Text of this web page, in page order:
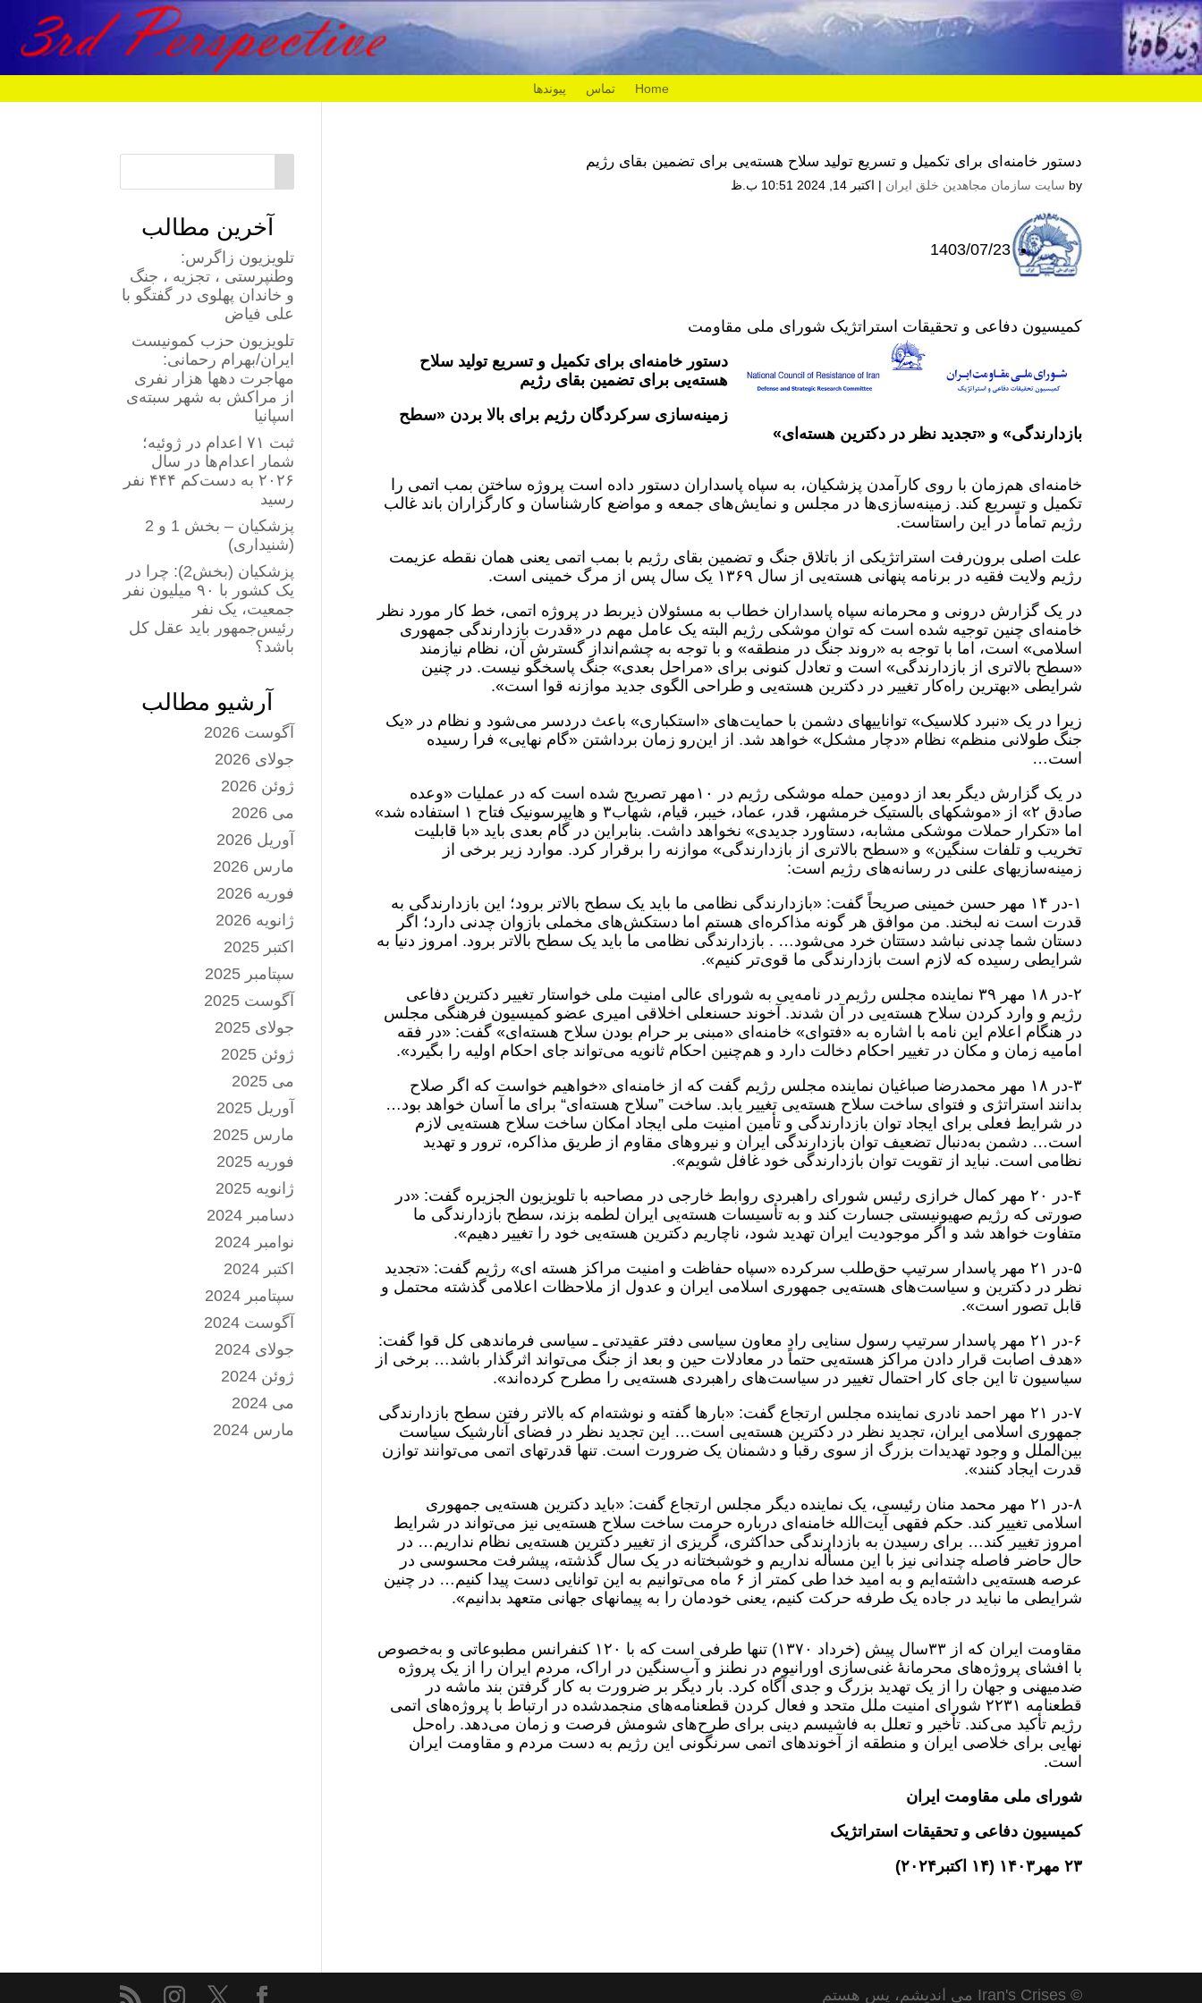
Home تماس پیوندها
دستور خامنه‌ای برای تکمیل و تسریع تولید سلاح هسته‌یی برای تضمین بقای رژیم
by سایت سازمان مجاهدین خلق ایران | اکتبر 14, 2024 10:51 ب.ظ
1403/07/23
کمیسیون دفاعی و تحقیقات استراتژیک شورای ملی مقاومت
دستور خامنه‌ای برای تکمیل و تسریع تولید سلاح
هسته‌یی برای تضمین بقای رژیم
زمینه‌سازی سرکردگان رژیم برای بالا بردن «سطح
بازدارندگی» و «تجدید نظر در دکترین هسته‌ای»
خامنه‌ای هم‌زمان با روی کارآمدن پزشکیان، به سپاه پاسداران دستور داده است پروژه ساختن بمب اتمی را
تکمیل و تسریع کند. زمینه‌سازی‌ها در مجلس و نمایش‌های جمعه و مواضع کارشناسان و کارگزاران باند غالب
رژیم تماماً در این راستاست.
علت اصلی برون‌رفت استراتژیکی از باتلاق جنگ و تضمین بقای رژیم با بمب اتمی یعنی همان نقطه عزیمت
رژیم ولایت فقیه در برنامه پنهانی هسته‌یی از سال ۱۳۶۹ یک سال پس از مرگ خمینی است.
در یک گزارش درونی و محرمانه سپاه پاسداران خطاب به مسئولان ذیربط در پروژه اتمی، خط کار مورد نظر
خامنه‌ای چنین توجیه شده است که توان موشکی رژیم البته یک عامل مهم در «قدرت بازدارندگی جمهوری
اسلامی» است، اما با توجه به «روند جنگ در منطقه» و با توجه به چشم‌انداز گسترش آن، نظام نیازمند
«سطح بالاتری از بازدارندگی» است و تعادل کنونی برای «مراحل بعدی» جنگ پاسخگو نیست. در چنین
شرایطی «بهترین راه‌کار تغییر در دکترین هسته‌یی و طراحی الگوی جدید موازنه قوا است».
زیرا در یک «نبرد کلاسیک» تواناییهای دشمن با حمایت‌های «استکباری» باعث دردسر می‌شود و نظام در «یک
جنگ طولانی منظم» نظام «دچار مشکل» خواهد شد. از این‌رو زمان برداشتن «گام نهایی» فرا رسیده
است…
در یک گزارش دیگر بعد از دومین حمله موشکی رژیم در ۱۰مهر تصریح شده است که در عملیات «وعده
صادق ۲» از «موشکهای بالستیک خرمشهر، قدر، عماد، خیبر، قیام، شهاب۳ و هایپرسونیک فتاح ۱ استفاده شد»
اما «تکرار حملات موشکی مشابه، دستاورد جدیدی» نخواهد داشت. بنابراین در گام بعدی باید «با قابلیت
تخریب و تلفات سنگین» و «سطح بالاتری از بازدارندگی» موازنه را برقرار کرد. موارد زیر برخی از
زمینه‌سازیهای علنی در رسانه‌های رژیم است:
۱-در ۱۴ مهر حسن خمینی صریحاً گفت: «بازدارندگی نظامی ما باید یک سطح بالاتر برود؛ این بازدارندگی به
قدرت است نه لبخند. من موافق هر گونه مذاکره‌ای هستم اما دستکش‌های مخملی بازوان چدنی دارد؛ اگر
دستان شما چدنی نباشد دستتان خرد می‌شود… . بازدارندگی نظامی ما باید یک سطح بالاتر برود. امروز دنیا به
شرایطی رسیده که لازم است بازدارندگی ما قوی‌تر کنیم».
۲-در ۱۸ مهر ۳۹ نماینده مجلس رژیم در نامه‌یی به شورای عالی امنیت ملی خواستار تغییر دکترین دفاعی
رژیم و وارد کردن سلاح هسته‌یی در آن شدند. آخوند حسنعلی اخلاقی امیری عضو کمیسیون فرهنگی مجلس
در هنگام اعلام این نامه با اشاره به «فتوای» خامنه‌ای «مبنی بر حرام بودن سلاح هسته‌ای» گفت: «در فقه
امامیه زمان و مکان در تغییر احکام دخالت دارد و هم‌چنین احکام ثانویه می‌تواند جای احکام اولیه را بگیرد».
۳-در ۱۸ مهر محمدرضا صباغیان نماینده مجلس رژیم گفت که از خامنه‌ای «خواهیم خواست که اگر صلاح
بدانند استراتژی و فتوای ساخت سلاح هسته‌یی تغییر یابد. ساخت ”سلاح هسته‌ای“ برای ما آسان خواهد بود…
در شرایط فعلی برای ایجاد توان بازدارندگی و تأمین امنیت ملی ایجاد امکان ساخت سلاح هسته‌یی لازم
است… دشمن به‌دنبال تضعیف توان بازدارندگی ایران و نیروهای مقاوم از طریق مذاکره، ترور و تهدید
نظامی است. نباید از تقویت توان بازدارندگی خود غافل شویم».
۴-در ۲۰ مهر کمال خرازی رئیس شورای راهبردی روابط خارجی در مصاحبه با تلویزیون الجزیره گفت: «در
صورتی که رژیم صهیونیستی جسارت کند و به تأسیسات هسته‌یی ایران لطمه بزند، سطح بازدارندگی ما
متفاوت خواهد شد و اگر موجودیت ایران تهدید شود، ناچاریم دکترین هسته‌یی خود را تغییر دهیم».
۵-در ۲۱ مهر پاسدار سرتیپ حق‌طلب سرکرده «سپاه حفاظت و امنیت مراکز هسته ای» رژیم گفت: «تجدید
نظر در دکترین و سیاست‌های هسته‌یی جمهوری اسلامی ایران و عدول از ملاحظات اعلامی گذشته محتمل و
قابل تصور است».
۶-در ۲۱ مهر پاسدار سرتیپ رسول سنایی راد معاون سیاسی دفتر عقیدتی ـ سیاسی فرماندهی کل قوا گفت:
«هدف اصابت قرار دادن مراکز هسته‌یی حتماً در معادلات حین و بعد از جنگ می‌تواند اثرگذار باشد… برخی از
سیاسیون تا این جای کار احتمال تغییر در سیاست‌های راهبردی هسته‌یی را مطرح کرده‌اند».
۷-در ۲۱ مهر احمد نادری نماینده مجلس ارتجاع گفت: «بارها گفته و نوشته‌ام که بالاتر رفتن سطح بازدارندگی
جمهوری اسلامی ایران، تجدید نظر در دکترین هسته‌یی است… این تجدید نظر در فضای آنارشیک سیاست
بین‌الملل و وجود تهدیدات بزرگ از سوی رقبا و دشمنان یک ضرورت است. تنها قدرتهای اتمی می‌توانند توازن
قدرت ایجاد کنند».
۸-در ۲۱ مهر محمد منان رئیسی، یک نماینده دیگر مجلس ارتجاع گفت: «باید دکترین هسته‌یی جمهوری
اسلامی تغییر کند. حکم فقهی آیت‌الله خامنه‌ای درباره حرمت ساخت سلاح هسته‌یی نیز می‌تواند در شرایط
امروز تغییر کند… برای رسیدن به بازدارندگی حداکثری، گریزی از تغییر دکترین هسته‌یی نظام نداریم… در
حال حاضر فاصله چندانی نیز با این مسأله نداریم و خوشبختانه در یک سال گذشته، پیشرفت محسوسی در
عرصه هسته‌یی داشته‌ایم و به امید خدا طی کمتر از ۶ ماه می‌توانیم به این توانایی دست پیدا کنیم… در چنین
شرایطی ما نباید در جاده یک طرفه حرکت کنیم، یعنی خودمان را به پیمانهای جهانی متعهد بدانیم».
مقاومت ایران که از ۳۳سال پیش (خرداد ۱۳۷۰) تنها طرفی است که با ۱۲۰ کنفرانس مطبوعاتی و به‌خصوص
با افشای پروژه‌های محرمانهٔ غنی‌سازی اورانیوم در نطنز و آب‌سنگین در اراک، مردم ایران را از یک پروژه
ضدمیهنی و جهان را از یک تهدید بزرگ و جدی آگاه کرد. بار دیگر بر ضرورت به کار گرفتن بند ماشه در
قطعنامه ۲۲۳۱ شورای امنیت ملل متحد و فعال کردن قطعنامه‌های منجمدشده در ارتباط با پروژه‌های اتمی
رژیم تأکید می‌کند. تأخیر و تعلل به فاشیسم دینی برای طرح‌های شومش فرصت و زمان می‌دهد. راه‌حل
نهایی برای خلاصی ایران و منطقه از آخوندهای اتمی سرنگونی این رژیم به دست مردم و مقاومت ایران
است.
شورای ملی مقاومت ایران
کمیسیون دفاعی و تحقیقات استراتژیک
۲۳ مهر۱۴۰۳ (۱۴ اکتبر۲۰۲۴)
آخرین مطالب
تلویزیون زاگرس:
وطنپرستی ، تجزیه ، جنگ
و خاندان پهلوی در گفتگو با
علی فیاض
تلویزیون حزب کمونیست
ایران/بهرام رحمانی:
مهاجرت دهها هزار نفری
از مراکش به شهر سبته‌ی
اسپانیا
ثبت ۷۱ اعدام در ژوئیه؛
شمار اعدام‌ها در سال
۲۰۲۶ به دست‌کم ۴۴۴ نفر
رسید
پزشکیان – بخش 1 و 2
(شنیداری)
پزشکیان (بخش2): چرا در
یک کشور با ۹۰ میلیون نفر
جمعیت، یک نفر
رئیس‌جمهور باید عقل کل
باشد؟
آرشیو مطالب
آگوست 2026
جولای 2026
ژوئن 2026
می 2026
آوریل 2026
مارس 2026
فوریه 2026
ژانویه 2026
اکتبر 2025
سپتامبر 2025
آگوست 2025
جولای 2025
ژوئن 2025
می 2025
آوریل 2025
مارس 2025
فوریه 2025
ژانویه 2025
دسامبر 2024
نوامبر 2024
اکتبر 2024
سپتامبر 2024
آگوست 2024
جولای 2024
ژوئن 2024
می 2024
مارس 2024
© Iran's Crises می اندیشم، پس هستم